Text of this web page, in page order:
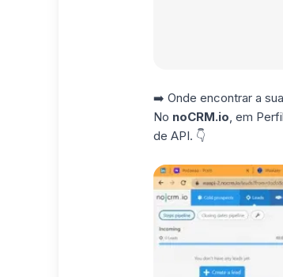
➡️ Onde encontrar a
No noCRM.io , em
de API. 👇